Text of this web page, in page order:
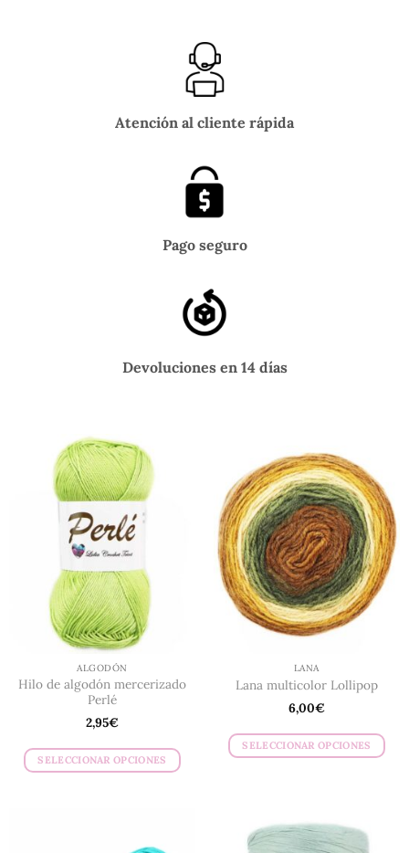
Atención al cliente rápida
Pago seguro
Devoluciones en 14 días
ALGODÓN
Hilo de algodón mercerizado
Perlé
2,95€
SELECCIONAR OPCIONES
LANA
Lana multicolor Lollipop
6,00€
SELECCIONAR OPCIONES
múltiples
variantes.